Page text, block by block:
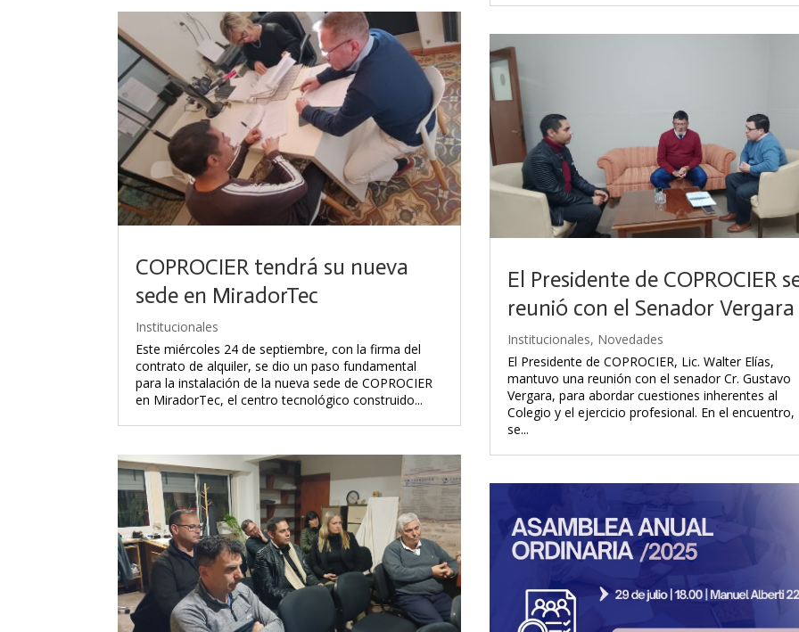
COPROCIER tendrá su nueva
sede en MiradorTec
Institucionales
Este miércoles 24 de septiembre, con la firma del
contrato de alquiler, se dio un paso fundamental
para la instalación de la nueva sede de COPROCIER
en MiradorTec, el centro tecnológico construido...
El Presidente de COPROCIER
reunió con el Senador Vergara
Institucionales, Novedades
El Presidente de COPROCIER, Lic. Walter Elías,
mantuvo una reunión con el senador Cr. Gustavo
Vergara, para abordar cuestiones inherentes al
Colegio y el ejercicio profesional. En el encuentro,
se...